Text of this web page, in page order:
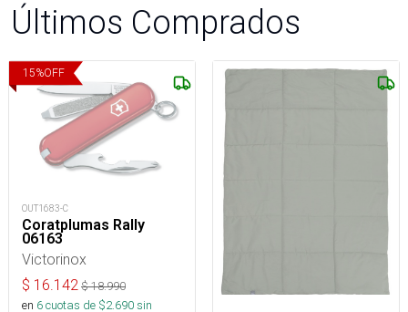
Últimos Comprados
15%OFF
OUT1683-C
Coratplumas Rally
06163
Victorinox
$ 16.142 $18.990
en 6cuotas de $2.690sin